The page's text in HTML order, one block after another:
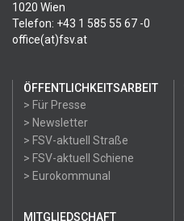
1020 Wien
Telefon: +43 1 585 55 67 -0
office(at)fsv.at
ÖFFENTLICHKEITSARBEIT
> Für Presse
> Newsletter
> FSV-aktuell Straße
> FSV-aktuell Schiene
> Eurokommunal
MITGLIEDSCHAFT